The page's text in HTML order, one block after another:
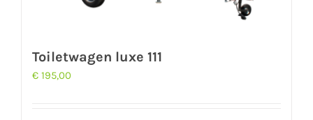
Toiletwagen luxe 111
€ 195,00